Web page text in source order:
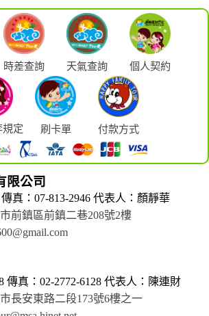
時差查詢 天氣查詢 個人契約
規定 刷卡單 付款方式
限公司
傳真：07-813-2946 代表人：顏靜華
前鎮區前鎮二巷208號2樓
傳真：02-2772-6128 代表人：陳連財
長安東路二段173號6樓之一